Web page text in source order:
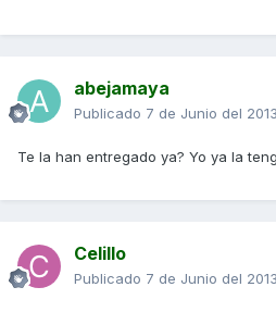
abejamaya
Publicado 7 de Junio del 2013
Te la han entregado ya? Yo ya la
Celillo
Publicado 7 de Junio del 2013